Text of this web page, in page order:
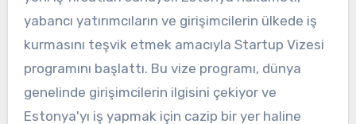
yabancı yatırımcıların ve girişimcilerin ülkede iş
kurmasını teşvik etmek amacıyla Startup Vizesi
programını başlattı. Bu vize programı, dünya
genelinde girişimcilerin ilgisini çekiyor ve
Estonya'yı iş yapmak için cazip bir yer haline